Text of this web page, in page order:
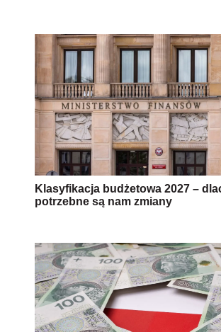
Klasyfikacja budżetowa 2027 –
potrzebne są nam zmiany